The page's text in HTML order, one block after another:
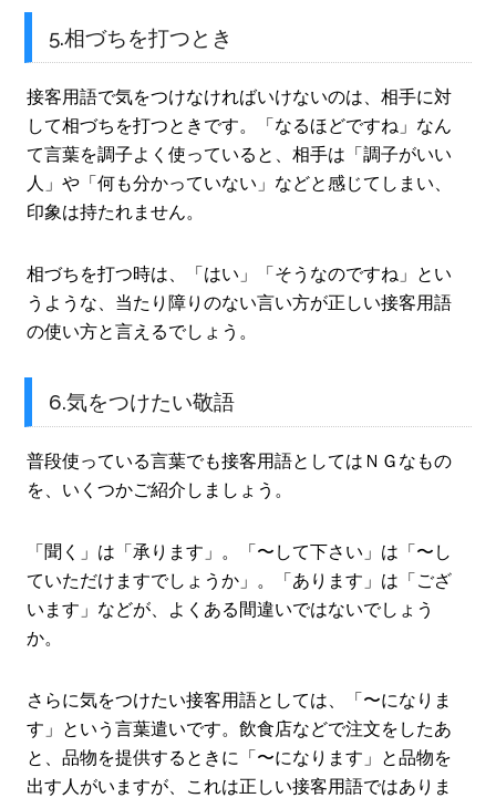
5.相づちを打つとき
接客用語で気をつけなければいけないのは、相手に対
して相づちを打つときです。「なるほどですね」なん
て言葉を調子よく使っていると、相手は「調子がいい
人」や「何も分かっていない」などと感じてしまい、
印象は持たれません。
相づちを打つ時は、「はい」「そうなのですね」とい
うような、当たり障りのない言い方が正しい接客用語
の使い方と言えるでしょう。
6.気をつけたい敬語
普段使っている言葉でも接客用語としてはＮＧなもの
を、いくつかご紹介しましょう。
「聞く」は「承ります」。「〜して下さい」は「〜し
ていただけますでしょうか」。「あります」は「ござ
います」などが、よくある間違いではないでしょう
か。
さらに気をつけたい接客用語としては、「〜になりま
す」という言葉遣いです。飲食店などで注文をしたあ
と、品物を提供するときに「〜になります」と品物を
出す人がいますが、これは正しい接客用語ではありま